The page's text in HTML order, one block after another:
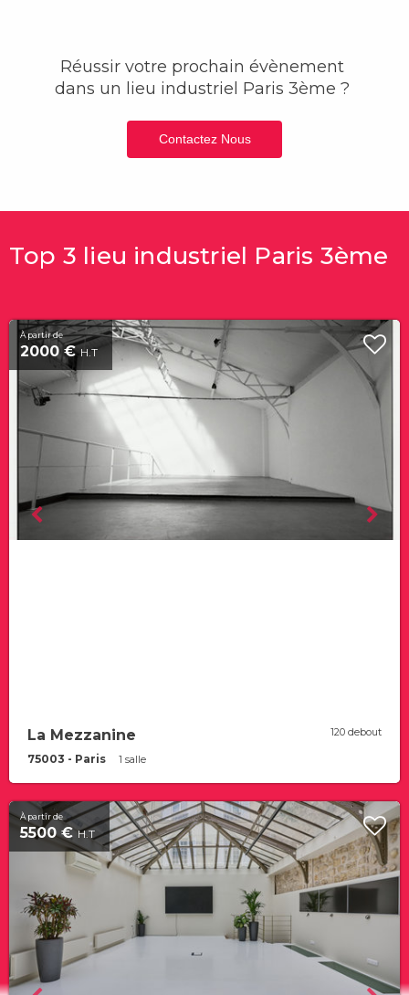
Réussir votre prochain évènement
dans un lieu industriel Paris 3ème ?
Contactez Nous
Top 3 lieu industriel Paris 3ème
À partir de
2000 €H.T
La Mezzanine
75003 - Paris 1 salle
120 debout
À partir de
5500 € H.T